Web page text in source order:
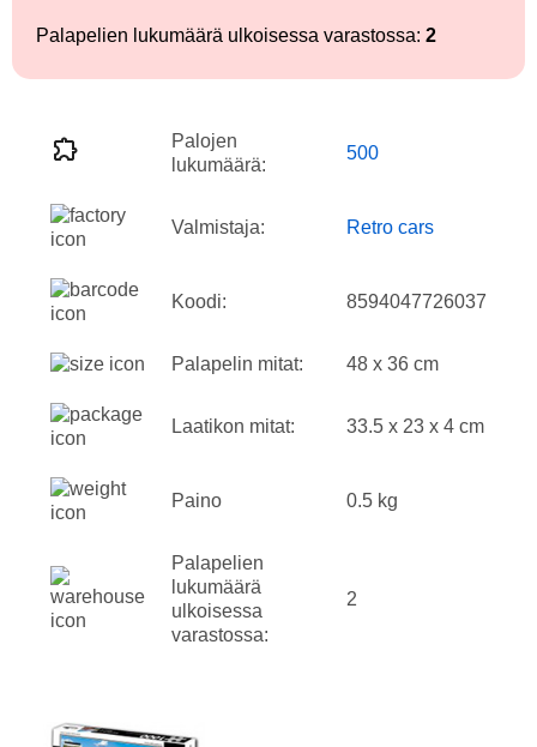
Palapelien lukumäärä ulkoisessa varastossa: 2
Palojen
lukumäärä:
500
Valmistaja: Retro cars
Koodi: 8594047726037
Palapelin mitat: 48 x 36 cm
Laatikon mitat: 33.5 x 23 x 4 cm
Paino 0.5 kg
Palapelien
lukumäärä
ulkoisessa
varastossa:
2